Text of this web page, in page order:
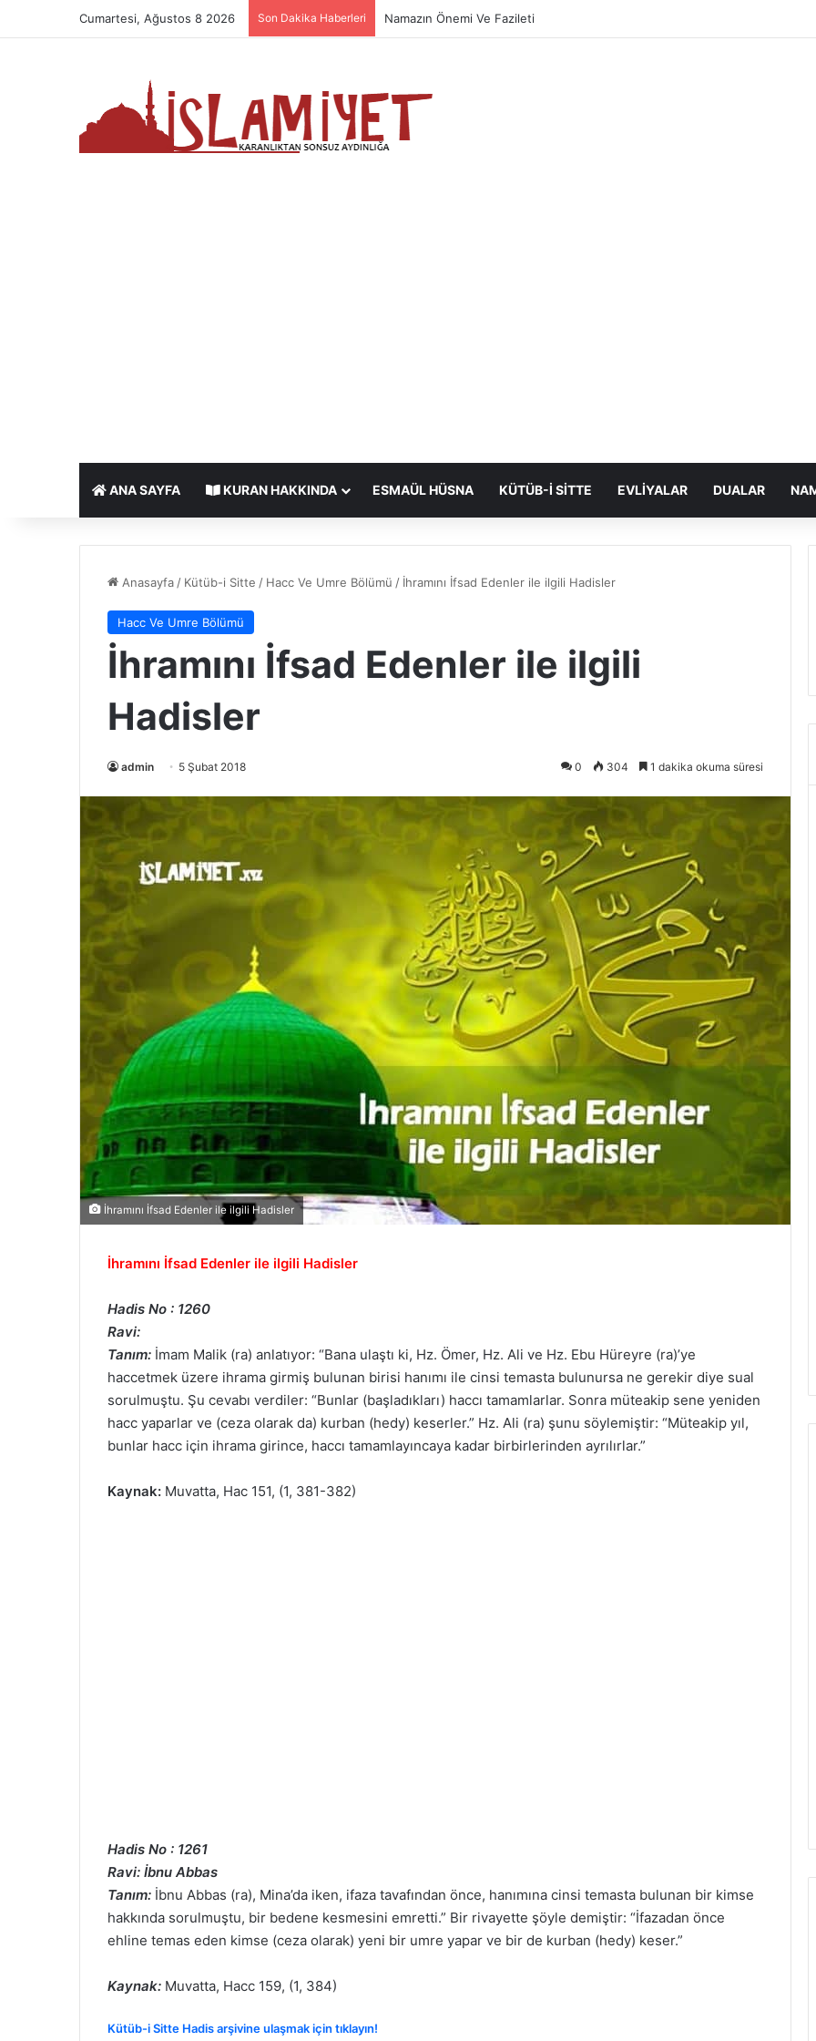
Cumartesi, Ağustos 8 2026 Son Dakika Haberleri Namazın Önemi Ve Fazileti
ANA SAYFA KURAN HAKKINDA ESMAÜL HÜSNA KÜTÜB-I SITTE EVLIYALAR DUALAR
Anasayfa / Kütüb-i Sitte / Hacc Ve Umre Bölümü / İhramını İfsad Edenler ile ilgili Hadisler
Hacc Ve Umre Bölümü
İhramını İfsad Edenler ile ilgili
Hadisler
admin 5 Şubat 2018 0 304 1 dakika okuma süresi
İhramını İfsad Edenler ile ilgili Hadisler
İhramını İfsad Edenler ile ilgili Hadisler
Hadis No : 1260
Ravi:
Tanım: İmam Malik (ra) anlatıyor: “Bana ulaştı ki, Hz. Ömer, Hz. Ali ve Hz. Ebu Hüreyre (ra)’ye
haccetmek üzere ihrama girmiş bulunan birisi hanımı ile cinsi temasta bulunursa ne gerekir diye sual
sorulmuştu. Şu cevabı verdiler: “Bunlar (başladıkları) haccı tamamlarlar. Sonra müteakip sene yeniden
hacc yaparlar ve (ceza olarak da) kurban (hedy) keserler.” Hz. Ali (ra) şunu söylemiştir: “Müteakip yıl,
bunlar hacc için ihrama girince, haccı tamamlayıncaya kadar birbirlerinden ayrılırlar.”
Kaynak: Muvatta, Hac 151, (1, 381-382)
Hadis No : 1261
Ravi: İbnu Abbas
Tanım: İbnu Abbas (ra), Mina’da iken, ifaza tavafından önce, hanımına cinsi temasta bulunan bir kimse
hakkında sorulmuştu, bir bedene kesmesini emretti.” Bir rivayette şöyle demiştir: “İfazadan önce
ehline temas eden kimse (ceza olarak) yeni bir umre yapar ve bir de kurban (hedy) keser.”
Kaynak: Muvatta, Hacc 159, (1, 384)
Kütüb-i Sitte Hadis arşivine ulaşmak için tıklayın!